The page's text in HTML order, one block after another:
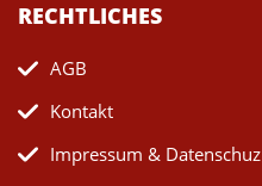
RECHTLICHES
AGB
Kontakt
Impressum & Datenschuz